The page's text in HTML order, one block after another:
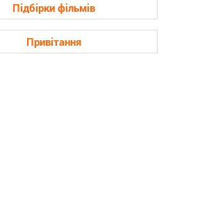
Підбірки фільмів
Привітання